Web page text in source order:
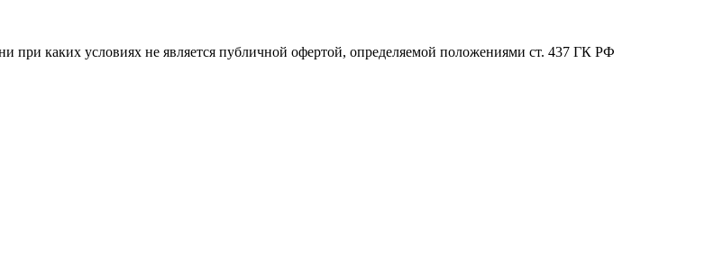
при каких условиях не является публичной офертой, определяемой положениями ст. 437 ГК РФ